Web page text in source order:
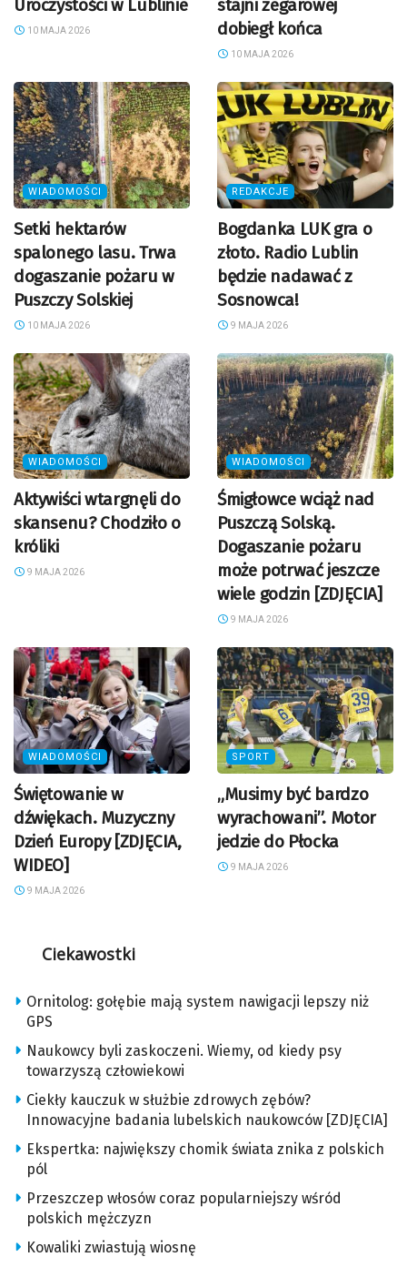
Uroczystości w Lublinie
10 MAJA 2026
stajni zegarowej
dobiegł końca
10 MAJA 2026
WIADOMOŚCI
Setki hektarów
spalonego lasu. Trwa
dogaszanie pożaru w
Puszczy Solskiej
10 MAJA 2026
REDAKCJE
Bogdanka LUK gra o
złoto. Radio Lublin
będzie nadawać z
Sosnowca!
9 MAJA 2026
WIADOMOŚCI
Aktywiści wtargnęli do
skansenu? Chodziło o
króliki
9 MAJA 2026
WIADOMOŚCI
Śmigłowce wciąż nad
Puszczą Solską.
Dogaszanie pożaru
może potrwać jeszcze
wiele godzin [ZDJĘCIA]
9 MAJA 2026
WIADOMOŚCI
Świętowanie w
dźwiękach. Muzyczny
Dzień Europy [ZDJĘCIA,
WIDEO]
9 MAJA 2026
SPORT
„Musimy być bardzo
wyrachowani”. Motor
jedzie do Płocka
9 MAJA 2026
Ciekawostki
Ornitolog: gołębie mają system nawigacji lepszy niż
GPS
Naukowcy byli zaskoczeni. Wiemy, od kiedy psy
towarzyszą człowiekowi
Ciekły kauczuk w służbie zdrowych zębów?
Innowacyjne badania lubelskich naukowców [ZDJĘCIA]
Ekspertka: największy chomik świata znika z polskich
pól
Przeszczep włosów coraz popularniejszy wśród
polskich mężczyzn
Kowaliki zwiastują wiosnę